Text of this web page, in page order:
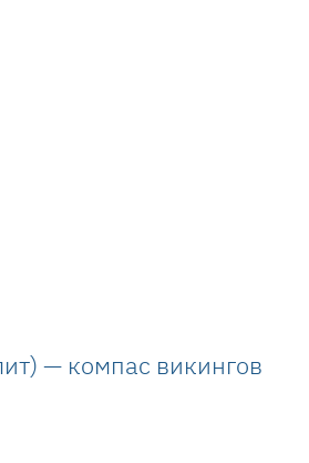
— компас викингов